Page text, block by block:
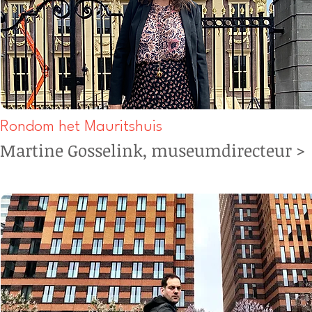
Rondom het Mauritshuis
Martine Gosselink, museumdirecteur >